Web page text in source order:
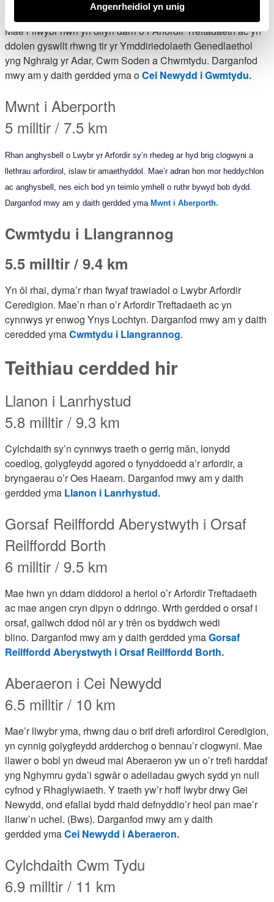
Angenrheidiol yn unig
Mae’r llwybr hwn yn dilyn darn o’r Arfordir Treftadaeth ac yn
ddolen gyswllt rhwng tir yr Ymddiriedolaeth Genedlaethol
yng Nghraig yr Adar, Cwm Soden a Chwmtydu. Darganfod
mwy am y daith gerdded yma oCei Newydd i Gwmtydu.
Mwnt i Aberporth
5 milltir / 7.5 km
Rhan anghysbell o Lwybr yr Arfordir sy’n rhedeg ar hyd brig clogwyni a
llethrau arfordirol, islaw tir amaethyddol. Mae’r adran hon mor heddychlon
ac anghysbell, nes eich bod yn teimlo ymhell o ruthr bywyd bob dydd.
Darganfod mwy am y daith gerdded yma Mwnt i Aberporth.
Cwmtydu i Llangrannog
5.5 milltir / 9.4 km
Yn ôl rhai, dyma’r rhan fwyaf trawiadol o Lwybr Arfordir
Ceredigion. Mae’n rhan o’r Arfordir Treftadaeth ac yn
cynnwys yr enwog Ynys Lochtyn. Darganfod mwy am y daith
ceredded ymaCwmtydu i Llangrannog.
Teithiau cerdded hir
Llanon i Lanrhystud
5.8 milltir / 9.3 km
Cylchdaith sy’n cynnwys traeth o gerrig mân, lonydd
coediog, golygfeydd agored o fynyddoedd a’r arfordir, a
bryngaerau o’r Oes Haearn. Darganfod mwy am y daith
gerdded yma Llanon i Lanrhystud.
Gorsaf Reilffordd Aberystwyth i Orsaf
Reilffordd Borth
6 milltir / 9.5 km
Mae hwn yn ddarn diddorol a heriol o’r Arfordir Treftadaeth
ac mae angen cryn dipyn o ddringo. Wrth gerdded o orsaf i
orsaf, gallwch ddod nôl ar y trên os byddwch wedi
blino. Darganfod mwy am y daith gerdded ymaGorsaf
Reilffordd Aberystwyth i Orsaf Reilffordd Borth.
Aberaeron i Cei Newydd
6.5 milltir / 10 km
Mae’r llwybr yma, rhwng dau o brif drefi arfordirol Ceredigion,
yn cynnig golygfeydd ardderchog o bennau’r clogwyni. Mae
llawer o bobl yn dweud mai Aberaeron yw un o’r trefi harddaf
yng Nghymru gyda’i sgwâr o adeiladau gwych sydd yn null
cyfnod y Rhaglywiaeth. Y traeth yw’r hoff lwybr drwy Gei
Newydd, ond efallai bydd rhaid defnyddio’r heol pan mae’r
llanw’n uchel. (Bws). Darganfod mwy am y daith
gerdded ymaCei Newydd i Aberaeron.
Cylchdaith Cwm Tydu
6.9 milltir / 11 km